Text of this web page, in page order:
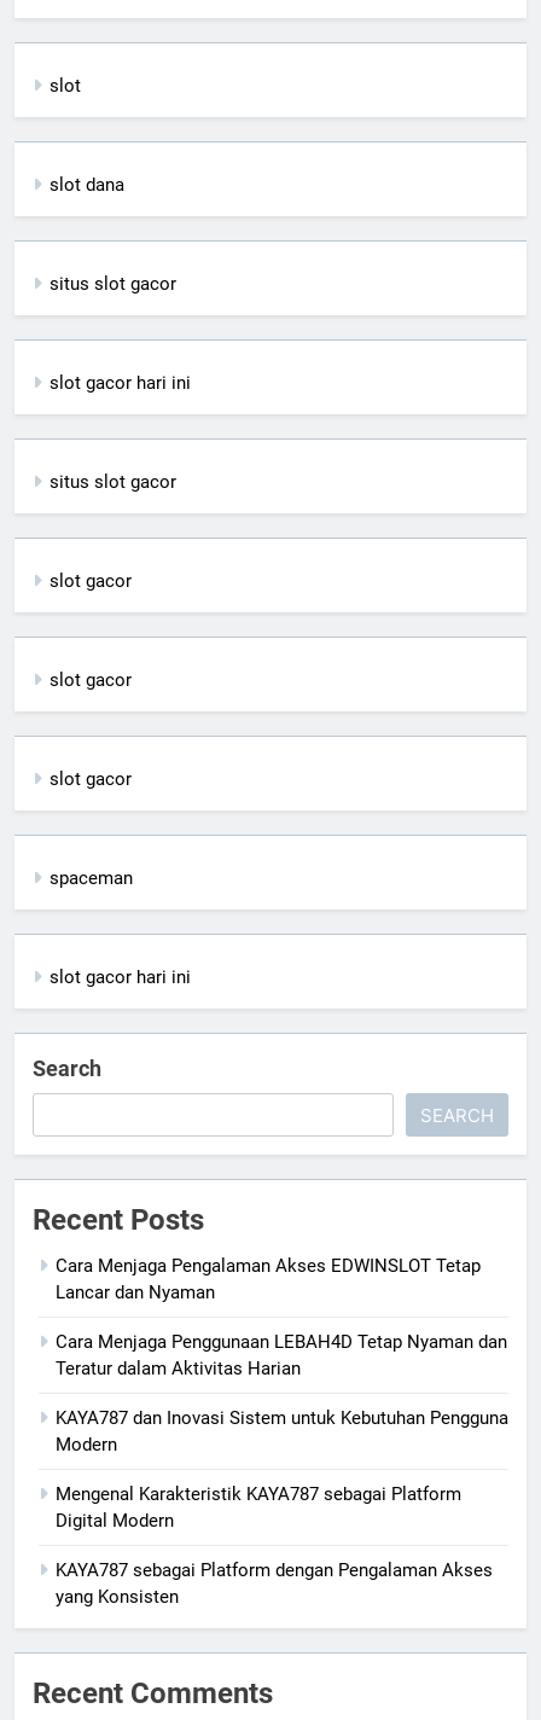
slot
slot dana
situs slot gacor
slot gacor hari ini
situs slot gacor
slot gacor
slot gacor
slot gacor
spaceman
slot gacor hari ini
Search
SEARCH
Recent Posts
Cara Menjaga Pengalaman Akses EDWINSLOT Tetap
Lancar dan Nyaman
Cara Menjaga Penggunaan LEBAH4D Tetap Nyaman dan
Teratur dalam Aktivitas Harian
KAYA787 dan Inovasi Sistem untuk Kebutuhan Pengguna
Modern
Mengenal Karakteristik KAYA787 sebagai Platform
Digital Modern
KAYA787 sebagai Platform dengan Pengalaman Akses
yang Konsisten
Recent Comments